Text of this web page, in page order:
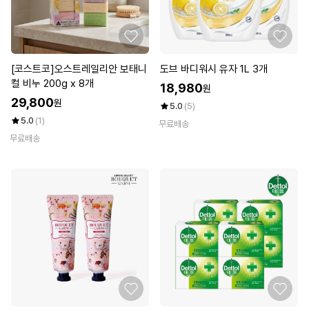
[코스트코]오스트레일리안 보태니
컬 비누 200g x 8개
29,800원
5.0 (1)
무료배송
도브 바디워시 유자 1L 3개
18,980원
5.0 (5)
무료배송